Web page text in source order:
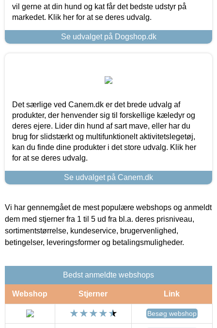
vil gerne at din hund og kat får det bedste udstyr på
markedet. Klik her for at se deres udvalg.
Se udvalget på Dogshop.dk
Det særlige ved Canem.dk er det brede udvalg af
produkter, der henvender sig til forskellige kæledyr og
deres ejere. Lider din hund af sart mave, eller har du
brug for slidstærkt og multifunktionelt aktivitetslegetøj,
kan du finde dine produkter i det store udvalg. Klik her
for at se deres udvalg.
Se udvalget på Canem.dk
Vi har gennemgået de mest populære webshops og anmeldt
dem med stjerner fra 1 til 5 ud fra bl.a. deres prisniveau,
sortimentstørrelse, kundeservice, brugervenlighed,
betingelser, leveringsformer og betalingsmuligheder.
Bedst anmeldte webshops
Webshop Stjerner Link
Besøg webshop